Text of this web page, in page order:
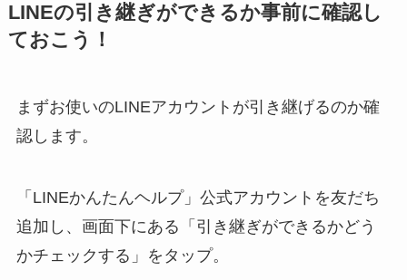
LINEの引き継ぎができるか事前に確認し
ておこう！
まずお使いのLINEアカウントが引き継げるのか確
認します。
「LINEかんたんヘルプ」公式アカウントを友だち
追加し、画面下にある「引き継ぎができるかどう
かチェックする」をタップ。